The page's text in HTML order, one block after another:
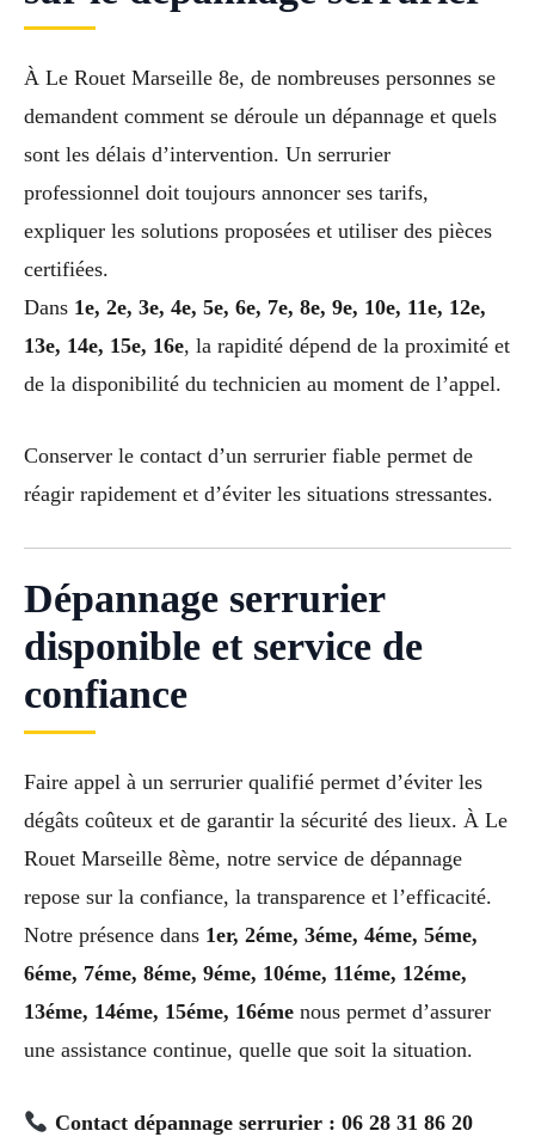
À Le Rouet Marseille 8e, de nombreuses personnes se
demandent comment se déroule un dépannage et quels
sont les délais d’intervention. Un serrurier
professionnel doit toujours annoncer ses tarifs,
expliquer les solutions proposées et utiliser des pièces
certifiées.
Dans 1e, 2e, 3e, 4e, 5e, 6e, 7e, 8e, 9e, 10e, 11e, 12e,
13e, 14e, 15e, 16e, la rapidité dépend de la proximité et
de la disponibilité du technicien au moment de l’appel.
Conserver le contact d’un serrurier fiable permet de
réagir rapidement et d’éviter les situations stressantes.
Dépannage serrurier
disponible et service de
confiance
Faire appel à un serrurier qualifié permet d’éviter les
dégâts coûteux et de garantir la sécurité des lieux. À Le
Rouet Marseille 8ème, notre service de dépannage
repose sur la confiance, la transparence et l’efficacité.
Notre présence dans 1er, 2éme, 3éme, 4éme, 5éme,
6éme, 7éme, 8éme, 9éme, 10éme, 11éme, 12éme,
13éme, 14éme, 15éme, 16éme nous permet d’assurer
une assistance continue, quelle que soit la situation.
Contact dépannage serrurier : 06 28 31 86 20